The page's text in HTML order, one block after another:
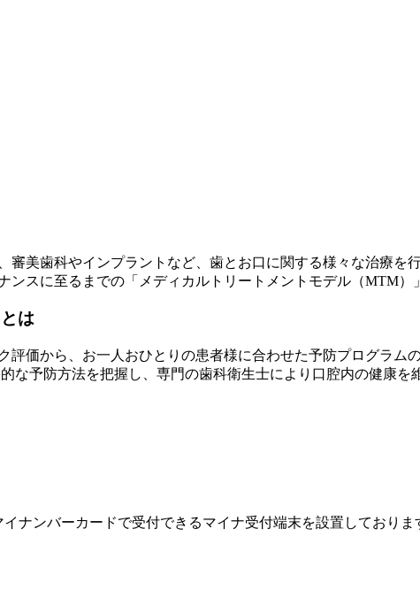
美歯科やインプラントなど、歯とお口に関する様々な治療を
ンスに至るまでの「メディカルトリートメントモデル（MTM）
は
評価から、お一人おひとりの患者様に合わせた予防プログラ
な予防方法を把握し、専門の歯科衛生士により口腔内の健康
ナンバーカードで受付できるマイナ受付端末を設置しており